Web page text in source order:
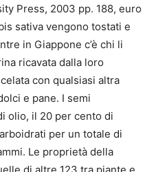
Press, 2003 pp. 188, euro
sativa vengono tostati e
in Giappone c’è chi li
ricavata dalla loro
con qualsiasi altra
e pane. I semi
olio, il 20 per cento di
per un totale di
Le proprietà della